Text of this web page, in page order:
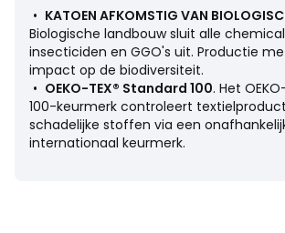
• Wassen op 60°
• Door te wassen op 40° in plaats van
het energieverbruik
• Droogtrommel op lage temperatuur
Afmetingen
• 70 x 70 cm
• 100 x 100 cm
• KATOEN AFKOMSTIG VAN
Biologische landbouw sluit alle
insecticiden en GGO's uit. Productie
impact op de biodiversiteit.
• OEKO-TEX® Standard 100. Het
100-keurmerk controleert
schadelijke stoffen via een
internationaal keurmerk.